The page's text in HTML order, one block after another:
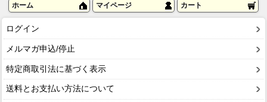
ホーム マイページ カート
ログイン
メルマガ申込/停止
特定商取引法に基づく表示
送料とお支払い方法について